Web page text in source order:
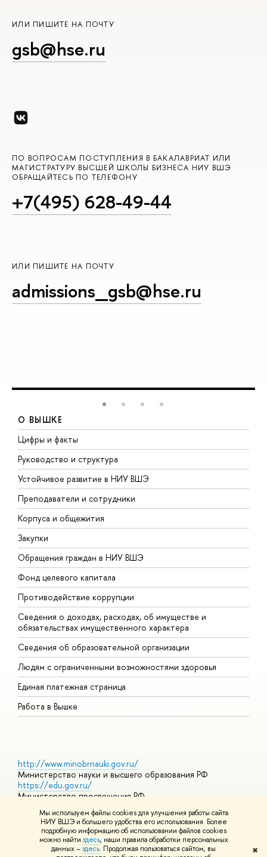
Мы используем файлы cookies для улучшения работы сайта
НИУ ВШЭ и большего удобства его использования. Более
подробную информацию об использовании файлов cookies
можно найти здесь, наши правила обработки персональных
данных –здесь. Продолжая пользоваться сайтом, вы
✖
ИЛИ ПИШИТЕ НА ПОЧТУ
gsb@hse.ru
ПО ВОПРОСАМ ПОСТУПЛЕНИЯ В БАКАЛАВРИАТ ИЛИ
МАГИСТРАТУРУ ВЫСШЕЙ ШКОЛЫ БИЗНЕСА НИУ ВШЭ
ОБРАЩАЙТЕСЬ ПО ТЕЛЕФОНУ
+7(495) 628-49-44
ИЛИ ПИШИТЕ НА ПОЧТУ
admissions_gsb@hse.ru
О ВЫШКЕ
Цифры и факты
Руководство и структура
Устойчивое развитие в НИУ ВШЭ
Преподаватели и сотрудники
Корпуса и общежития
Закупки
Обращения граждан в НИУ ВШЭ
Фонд целевого капитала
Противодействие коррупции
Сведения о доходах, расходах, об имуществе и
обязательствах имущественного характера
Сведения об образовательной организации
Людям с ограниченными возможностями здоровья
Единая платежная страница
Работа в Вышке
http://www.minobrnauki.gov.ru/
Министерство науки и высшего образования РФ
https://edu.gov.ru/
Министерство просвещения РФ
https://elearning.hse.ru/mooc
Массовые открытые онлайн-курсы
© НИУ ВШЭ 1993–2026 Адреса и контактыУсловия